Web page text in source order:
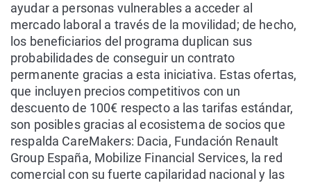
ayudar a personas vulnerables a acceder al
mercado laboral a través de la movilidad; de hecho,
los beneficiarios del programa duplican sus
probabilidades de conseguir un contrato
permanente gracias a esta iniciativa. Estas ofertas,
que incluyen precios competitivos con un
descuento de 100€ respecto a las tarifas estándar,
son posibles gracias al ecosistema de socios que
respalda CareMakers: Dacia, Fundación Renault
Group España, Mobilize Financial Services, la red
comercial con su fuerte capilaridad nacional y las